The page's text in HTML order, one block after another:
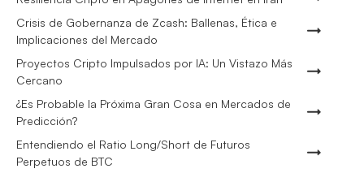
Crisis de Gobernanza de Zcash: Ballenas, Ética e
Implicaciones del Mercado
Proyectos Cripto Impulsados por IA: Un Vistazo Más
Cercano
¿Es Probable la Próxima Gran Cosa en Mercados de
Predicción?
Entendiendo el Ratio Long/Short de Futuros
Perpetuos de BTC